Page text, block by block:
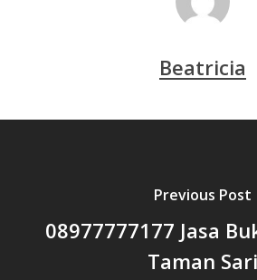
Beatricia
Previous Post
08977777177 Jasa
Taman Sari